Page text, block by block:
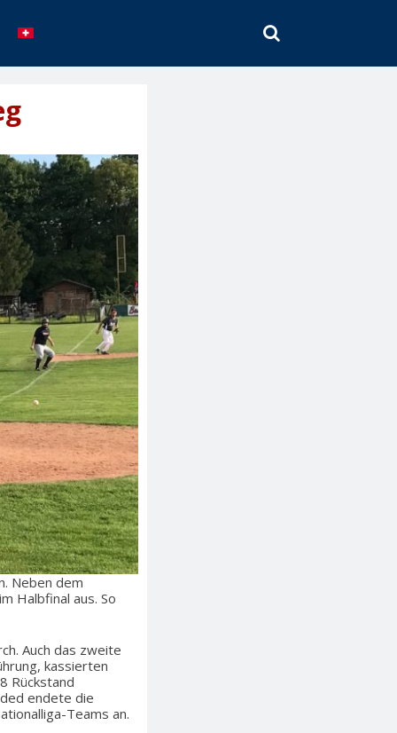
SEARCH
Neben dem
Halbfinal aus. So
Auch das zweite
kassierten
Rückstand
endete die
Teams an.